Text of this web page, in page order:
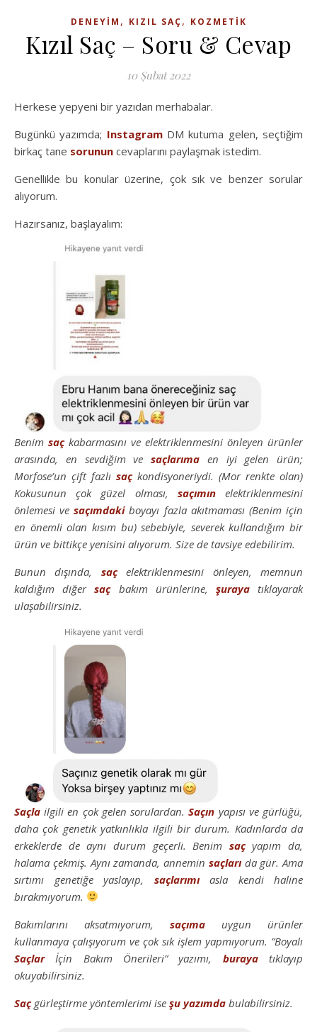
DENEYIM , KIZIL SAÇ, KOZMETIK
Kızıl Saç – Soru & Cevap
10 Şubat 2022
Herkese yepyeni bir yazıdan merhabalar.
Bugünkü yazımda; InstagramDM kutuma gelen, seçtiğim
birkaç tane sorunun cevaplarını paylaşmak istedim.
Genellikle bu konular üzerine, çok sık ve benzer sorular
alıyorum.
Hazırsanız, başlayalım:
Benim saçkabarmasını ve elektriklenmesini önleyen ürünler
arasında, en sevdiğim ve saçlarıma en iyi gelen ürün;
Morfose’un çift fazlı saçkondisyoneriydi. (Mor renkte olan)
Kokusunun çok güzel olması, saçımınelektriklenmesini
önlemesi vesaçımdakiboyayı fazla akıtmaması (Benim için
en önemli olan kısım bu) sebebiyle, severek kullandığım bir
ürün ve bittikçe yenisini alıyorum. Size de tavsiye edebilirim.
Bunun dışında, saçelektriklenmesini önleyen, memnun
kaldığım diğersaçbakım ürünlerine, şurayatıklayarak
ulaşabilirsiniz.
Saçla ilgili en çok gelen sorulardan.Saçın yapısı ve gürlüğü,
daha çok genetik yatkınlıkla ilgili bir durum. Kadınlarda da
erkeklerde de aynı durum geçerli. Benim saçyapım da,
halama çekmiş. Aynı zamanda, annemin saçlarıda gür. Ama
sırtımı genetiğe yaslayıp, saçlarımıasla kendi haline
bırakmıyorum.
Bakımlarını aksatmıyorum, saçıma uygun ürünler
kullanmaya çalışıyorum ve çok sık işlem yapmıyorum. ”Boyalı
Saçlarİçin Bakım Önerileri” yazımı, burayatıklayıp
okuyabilirsiniz.
Saçgürleştirme yöntemlerimi ise şu yazımda bulabilirsiniz.